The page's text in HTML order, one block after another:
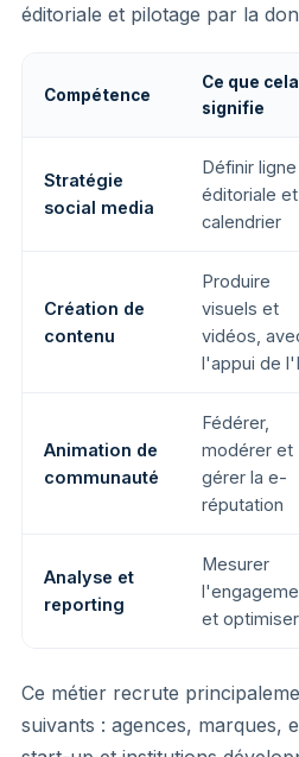
éditoriale et pilotage par la
Compétence
Ce que cela
signifie
Stratégie
social media
Définir ligne
éditoriale et
calendrier
Création de
contenu
Produire
visuels et
vidéos,
l'appui de
Animation de
communauté
Fédérer,
modérer et
gérer la e-
réputation
Analyse et
reporting
Mesurer
et optimiser
Ce métier recrute
suivants : agences, marques,